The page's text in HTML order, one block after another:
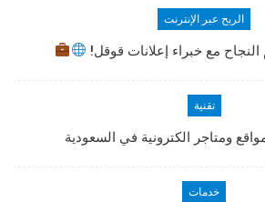
الربح عبر الإنترنت
مع خبراء إعلانات قوقل!
تقنية
ومتاجر الكترونية في السعودية
خدمات